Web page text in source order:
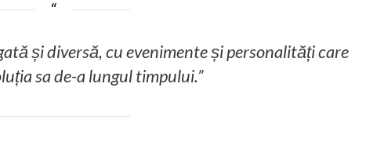
și diversă, cu evenimente și personalități care
sa de-a lungul timpului.”